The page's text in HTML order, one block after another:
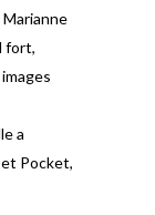
fort,
a
Pocket,